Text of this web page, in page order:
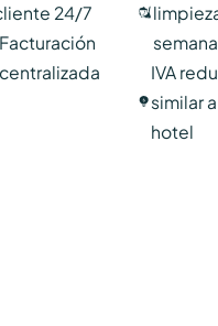
24/7
Facturación
centralizada
IVA
similar
hotel